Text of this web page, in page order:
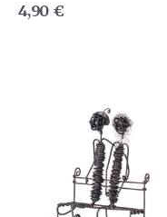
4,90 €